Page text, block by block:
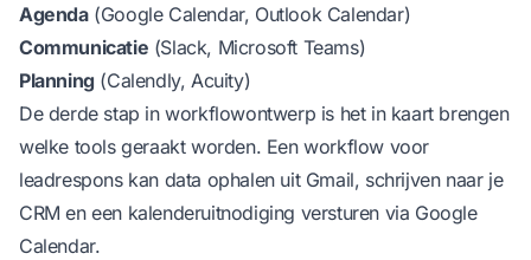
Agenda(Google Calendar, Outlook Calendar)
Communicatie (Slack, Microsoft Teams)
Planning (Calendly, Acuity)
De derde stap in workflowontwerp is het in kaart brengen
welke tools geraakt worden. Een workflow voor
leadrespons kan data ophalen uit Gmail, schrijven naar je
CRM en een kalenderuitnodiging versturen via Google
Calendar.